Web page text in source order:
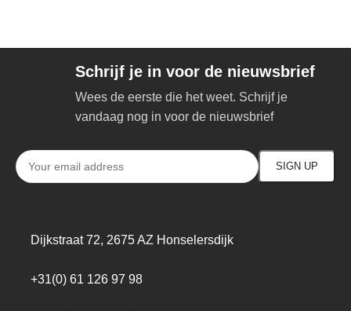
Schrijf je in voor de nieuwsbrief
Wees de eerste die het weet. Schrijf je
vandaag nog in voor de nieuwsbrief
Dijkstraat 72, 2675 AZ Honselersdijk
+31(0) 61 126 97 98